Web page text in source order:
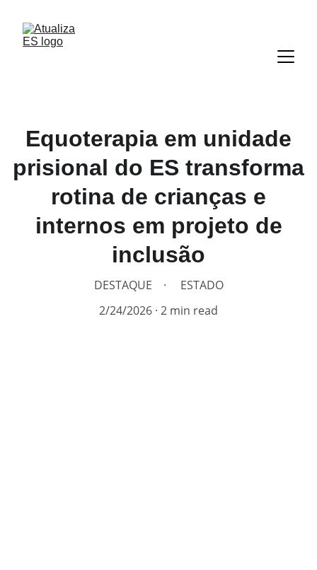
Equoterapia em unidade
prisional do ES transforma
rotina de crianças e
internos em projeto de
inclusão
DESTAQUE
ESTADO
2/24/2026 2 min read